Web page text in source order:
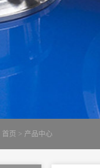
首页 > 产品中心